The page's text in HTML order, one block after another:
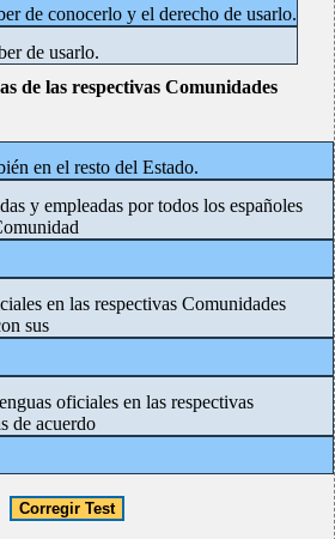
de conocerlo y el derecho de usarlo.
de usarlo.
de las respectivas Comunidades
en el resto del Estado.
y empleadas por todos los españoles
en las respectivas Comunidades
sus
oficiales en las respectivas
de acuerdo